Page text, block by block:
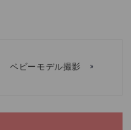
ベビーモデル撮影 »